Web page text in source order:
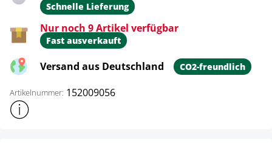
Schnelle Lieferung
Nur noch 9 Artikel verfügbar
Fast ausverkauft
Versand aus Deutschland CO2-freundlich
Artikelnummer: 152009056
Weitere Produktinformationen anzeigen